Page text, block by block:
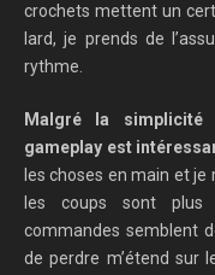
crochets mettent un
lard, je prends de
rythme.
Malgré la
gameplay est
les choses en main et je
les coups sont plus
commandes semblent
de perdre m’étend sur